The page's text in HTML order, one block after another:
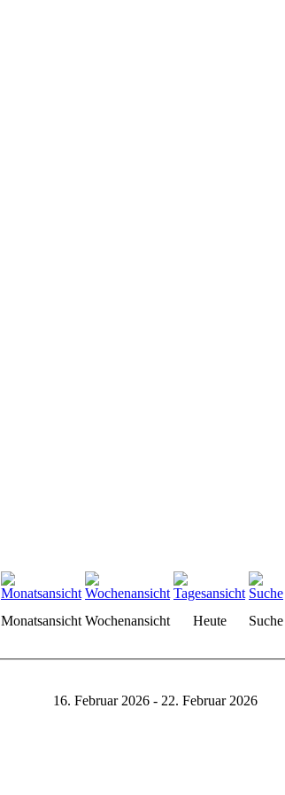
Monatsansicht Wochenansicht Heute Suche
16. Februar 2026 - 22. Februar 2026